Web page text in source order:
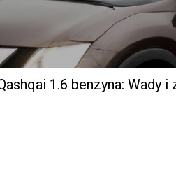
1.6 benzyna: Wady i